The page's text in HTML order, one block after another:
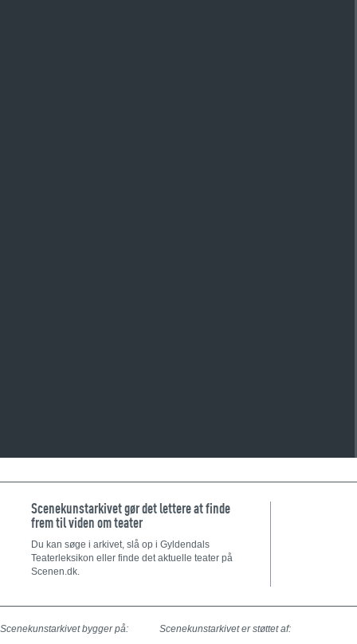
Scenekunstarkivet gør det lettere at finde
frem til viden om teater
Du kan søge i arkivet, slå op i Gyldendals
Teaterleksikon eller finde det aktuelle teater på
Scenen.dk.
Scenekunstarkivet bygger på: Scenekunstarkivet er støttet af: